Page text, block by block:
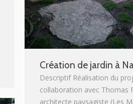
Création de jardin à
Descriptif Réalisation du
collaboration avec Thomas
architecte paysagiste (Les